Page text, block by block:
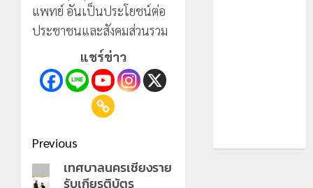
แพทย์ อันเป็นประโยชน์ต่อ
ประชาชนและสังคมส่วนรวม
แชร์ข่าว
Post
navigation
Previous
Previousเทศบาลนครเชียงราย
รับเกียรติบัตร